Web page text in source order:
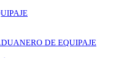
DE EQUIPAJE